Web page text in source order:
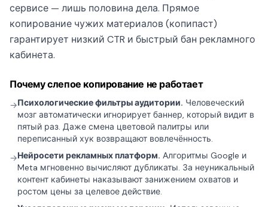
сервисе — лишь половина дела. Прямое
копирование чужих материалов (копипаст)
гарантирует низкий CTR и быстрый бан рекламного
кабинета.
Почему слепое копирование не работает
→Психологические фильтры аудитории. Человеческий
мозг автоматически игнорирует баннер, который видит в
пятый раз. Даже смена цветовой палитры или
переписанный хук возвращают вовлечённость.
→Нейросети рекламных платформ. Алгоритмы Google и
Meta мгновенно вычисляют дубликаты. За неуникальный
контент кабинеты наказывают занижением охватов и
ростом цены за целевое действие.